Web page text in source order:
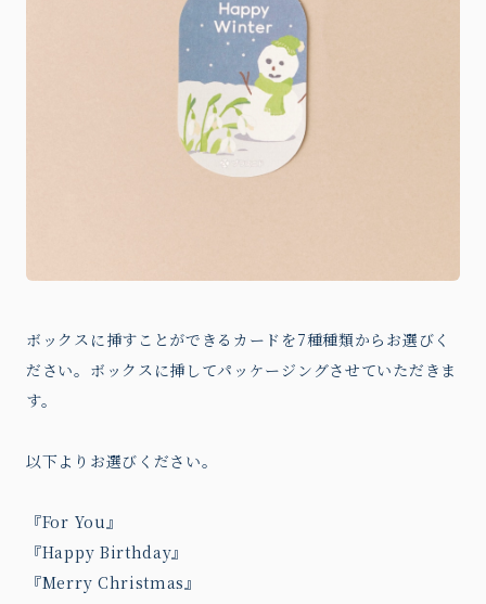
ボックスに挿すことができるカードを7種種類からお選びく
ださい。ボックスに挿してパッケージングさせていただきま
す。
以下よりお選びください。
『For You』
『Happy Birthday』
『Merry Christmas』